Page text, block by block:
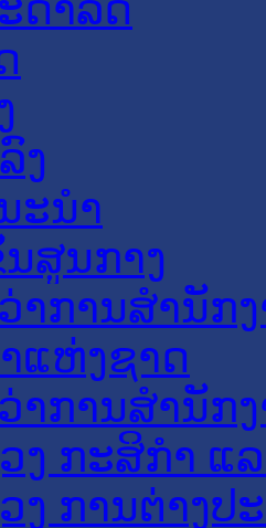
ງ
ະນໍາ
ສູນກາງ
າການສໍານັກ
ແຫ່ງຊາດ
າການສຳນັກ
ງ ກະສິກຳ ແ
ງ ການຕ່າງປ